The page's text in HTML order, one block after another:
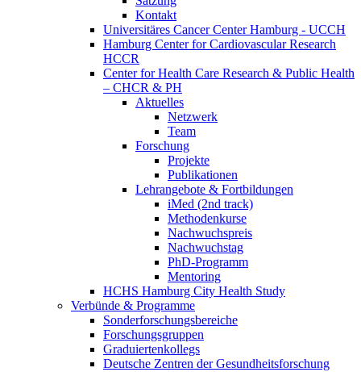
Kontakt
Universitäres Cancer Center Hamburg - UCCH
Hamburg Center for Cardiovascular Research
HCCR
Center for Health Care Research & Public Health
– CHCR & PH
Aktuelles
Netzwerk
Team
Forschung
Projekte
Publikationen
Lehrangebote & Fortbildungen
iMed (2nd track)
Methodenkurse
Nachwuchspreis
Nachwuchstag
PhD-Programm
Mentoring
HCHS Hamburg City Health Study
Verbünde & Programme
Sonderforschungsbereiche
Forschungsgruppen
Graduiertenkollegs
Deutsche Zentren der Gesundheitsforschung